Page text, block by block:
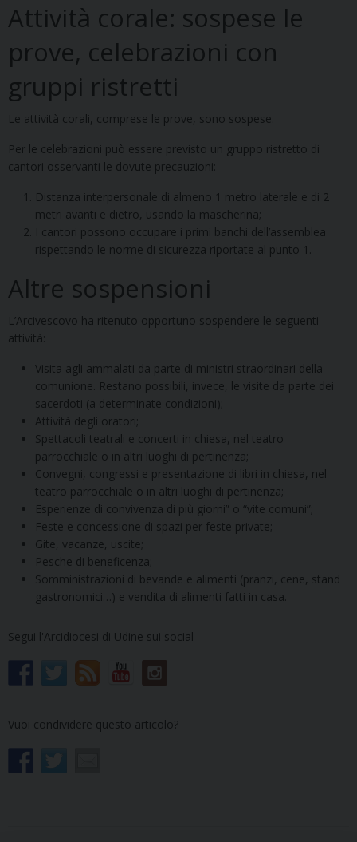
Attività corale: sospese le
prove, celebrazioni con
gruppi ristretti
Le attività corali, comprese le prove, sono sospese.
Per le celebrazioni può essere previsto un gruppo ristretto di
cantori osservanti le dovute precauzioni:
Distanza interpersonale di almeno 1 metro laterale e di 2
metri avanti e dietro, usando la mascherina;
I cantori possono occupare i primi banchi dell’assemblea
rispettando le norme di sicurezza riportate al punto 1.
Altre sospensioni
L’Arcivescovo ha ritenuto opportuno sospendere le seguenti
attività:
Visita agli ammalati da parte di ministri straordinari della
comunione. Restano possibili, invece, le visite da parte dei
sacerdoti (a determinate condizioni);
Attività degli oratori;
Spettacoli teatrali e concerti in chiesa, nel teatro
parrocchiale o in altri luoghi di pertinenza;
Convegni, congressi e presentazione di libri in chiesa, nel
teatro parrocchiale o in altri luoghi di pertinenza;
Esperienze di convivenza di più giorni” o “vite comuni”;
Feste e concessione di spazi per feste private;
Gite, vacanze, uscite;
Pesche di beneficenza;
Somministrazioni di bevande e alimenti (pranzi, cene, stand
gastronomici…) e vendita di alimenti fatti in casa.
Segui l'Arcidiocesi di Udine sui social
Vuoi condividere questo articolo?